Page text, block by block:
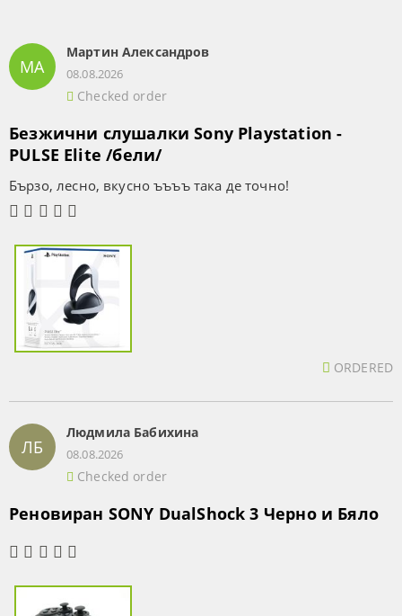
МА
Мартин Александров
08.08.2026
Checked order
Безжични слушалки Sony Playstation -
PULSE Elite /бели/
Бързо, лесно, вкусно ъъъъ така де точно!
ORDERED
ЛБ
Людмила Бабихина
08.08.2026
Checked order
Реновиран SONY DualShock 3 Черно и Бяло